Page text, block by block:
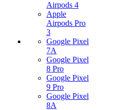
Airpods 4
Apple
Airpods Pro
3
Google Pixel
7А
Google Pixel
8 Pro
Google Pixel
9 Pro
Google Pixel
8A